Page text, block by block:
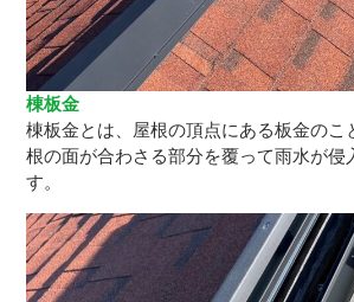
棟板金
棟板金とは、屋根の頂点にある板金のこ
根の面が合わさる部分を覆って雨水が侵
す。